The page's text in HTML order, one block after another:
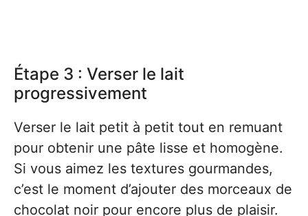
Étape 3 : Verser le lait
progressivement
Verser le lait petit à petit tout en remuant
pour obtenir une pâte lisse et homogène.
Si vous aimez les textures gourmandes,
c’est le moment d’ajouter des morceaux de
chocolat noir pour encore plus de plaisir.